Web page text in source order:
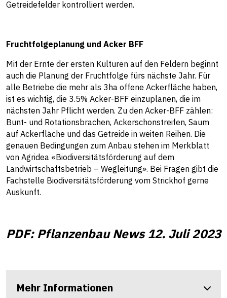
Getreidefelder kontrolliert werden.
Fruchtfolgeplanung und Acker BFF
Mit der Ernte der ersten Kulturen auf den Feldern beginnt
auch die Planung der Fruchtfolge fürs nächste Jahr. Für
alle Betriebe die mehr als 3ha offene Ackerfläche haben,
ist es wichtig, die 3.5% Acker-BFF einzuplanen, die im
nächsten Jahr Pflicht werden. Zu den Acker-BFF zählen:
Bunt- und Rotationsbrachen, Ackerschonstreifen, Saum
auf Ackerfläche und das Getreide in weiten Reihen. Die
genauen Bedingungen zum Anbau stehen im Merkblatt
von Agridea «Biodiversitätsförderung auf dem
Landwirtschaftsbetrieb – Wegleitung». Bei Fragen gibt die
Fachstelle Biodiversitätsförderung vom Strickhof gerne
Auskunft.
PDF: Pflanzenbau News 12. Juli 2023
Mehr Informationen